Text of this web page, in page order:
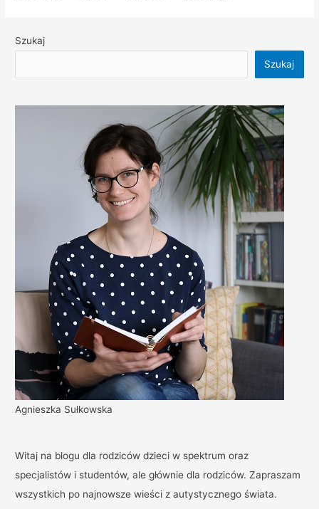
Szukaj
Szukaj
Agnieszka Sułkowska
Witaj na blogu dla rodziców dzieci w spektrum oraz
specjalistów i studentów, ale głównie dla rodziców. Zapraszam
wszystkich po najnowsze wieści z autystycznego świata.